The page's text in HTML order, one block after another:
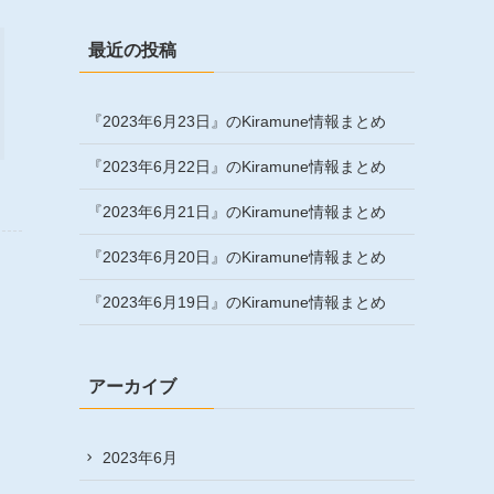
最近の投稿
『2023年6月23日』のKiramune情報まとめ
『2023年6月22日』のKiramune情報まとめ
『2023年6月21日』のKiramune情報まとめ
『2023年6月20日』のKiramune情報まとめ
『2023年6月19日』のKiramune情報まとめ
アーカイブ
2023年6月